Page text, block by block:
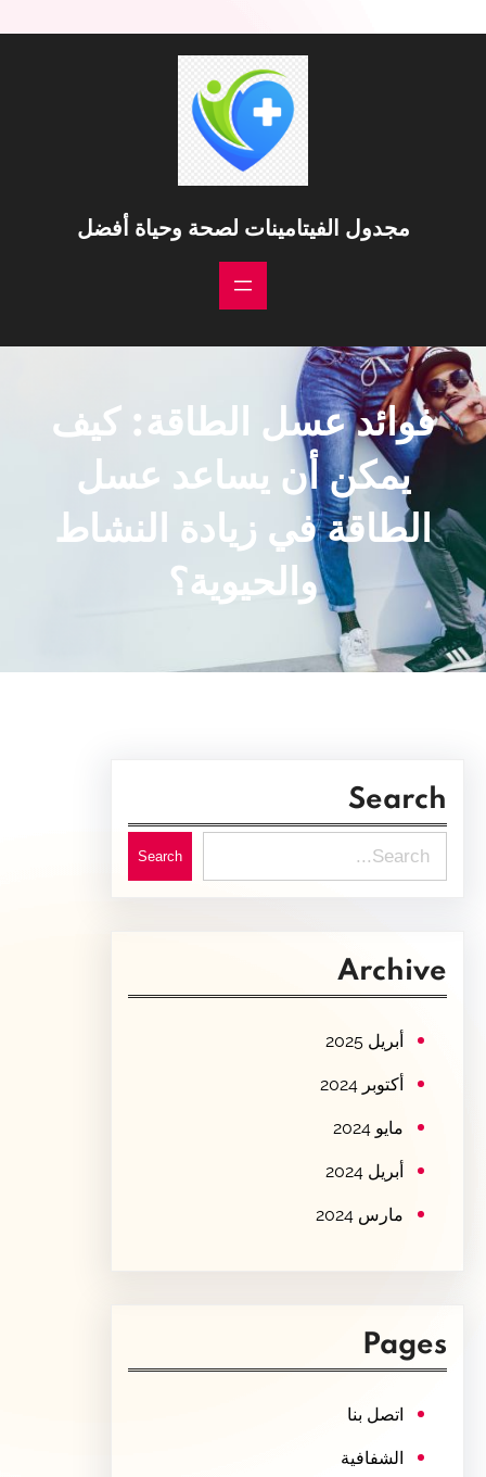
مجدول الفيتامينات لصحة وحياة أفضل
فوائد عسل الطاقة: كيف
يمكن أن يساعد عسل
الطاقة في زيادة النشاط
والحيوية؟
Search
e
c
Search
Archive
أبريل 2025
أكتوبر 2024
مايو 2024
أبريل 2024
مارس 2024
Pages
اتصل بنا
الشفافية